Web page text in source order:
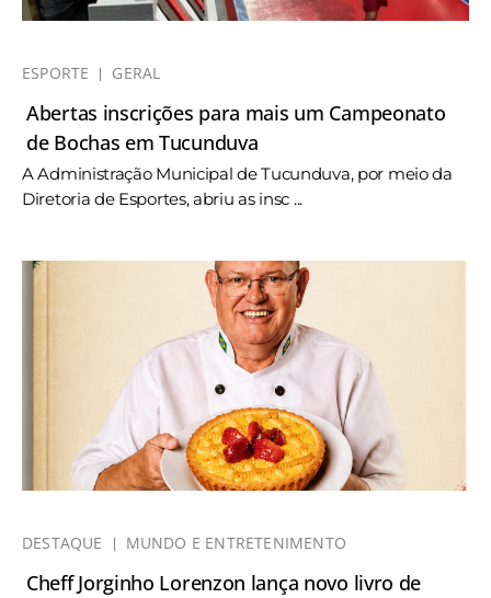
ESPORTE GERAL
Abertas inscrições para mais um Campeonato
de Bochas em Tucunduva
A Administração Municipal de Tucunduva, por meio da
Diretoria de Esportes, abriu as insc ...
DESTAQUE MUNDO E ENTRETENIMENTO
Cheff Jorginho Lorenzon lança novo livro de